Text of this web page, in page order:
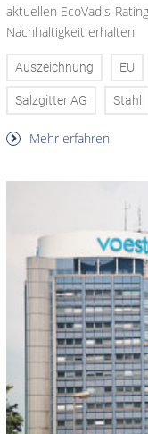
aktuellen EcoVadis-
Nachhaltigkeit erhalten
Auszeichnung EU
Salzgitter AG Stahl
Mehr erfahren